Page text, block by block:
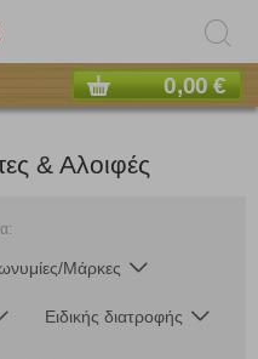
0,00 €
& Αλοιφές
Μάρκες
Ειδικής διατροφής